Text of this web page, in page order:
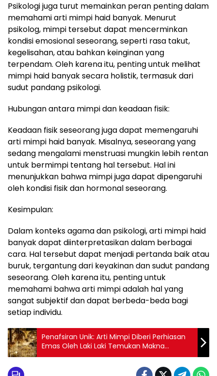
Psikologi juga turut memainkan peran penting dalam
memahami arti mimpi haid banyak. Menurut
psikolog, mimpi tersebut dapat mencerminkan
kondisi emosional seseorang, seperti rasa takut,
kegelisahan, atau bahkan keinginan yang
terpendam. Oleh karena itu, penting untuk melihat
mimpi haid banyak secara holistik, termasuk dari
sudut pandang psikologi.
Hubungan antara mimpi dan keadaan fisik:
Keadaan fisik seseorang juga dapat memengaruhi
arti mimpi haid banyak. Misalnya, seseorang yang
sedang mengalami menstruasi mungkin lebih rentan
untuk bermimpi tentang hal tersebut. Hal ini
menunjukkan bahwa mimpi juga dapat dipengaruhi
oleh kondisi fisik dan hormonal seseorang.
Kesimpulan:
Dalam konteks agama dan psikologi, arti mimpi haid
banyak dapat diinterpretasikan dalam berbagai
cara. Hal tersebut dapat menjadi pertanda baik atau
buruk, tergantung dari keyakinan dan sudut pandang
seseorang. Oleh karena itu, penting untuk
memahami bahwa arti mimpi adalah hal yang
sangat subjektif dan dapat berbeda-beda bagi
setiap individu.
Penafsiran Unik: Arti Mimpi Diberi Perhiasan
Emas Oleh Laki Laki Temukan Makna
Rahasianya Disini